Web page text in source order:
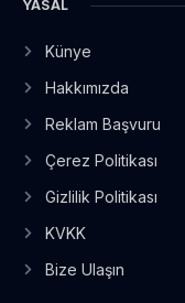
YASAL
Künye
Hakkımızda
Reklam Başvuru
Çerez Politikası
Gizlilik Politikası
KVKK
Bize Ulaşın